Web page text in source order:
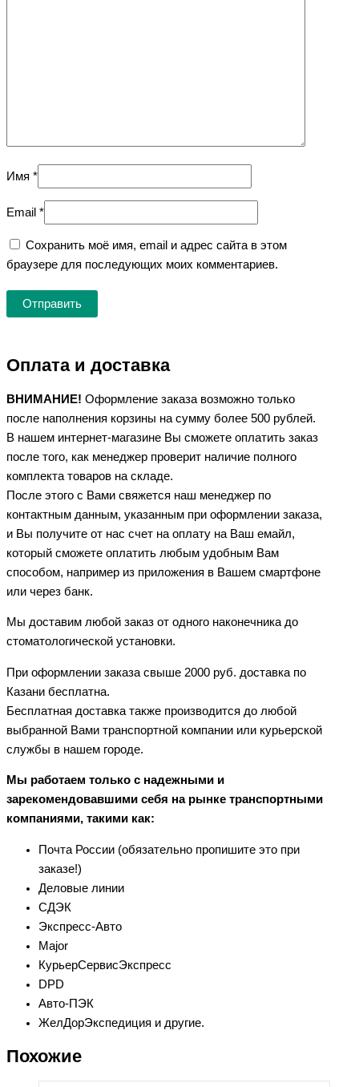
Имя *
Email *
Сохранить моё имя, email и адрес сайта в этом
браузере для последующих моих комментариев.
Оплата и доставка
ВНИМАНИЕ! Оформление заказа возможно только
после наполнения корзины на сумму более 500 рублей.
В нашем интернет-магазине Вы сможете оплатить заказ
после того, как менеджер проверит наличие полного
комплекта товаров на складе.
После этого с Вами свяжется наш менеджер по
контактным данным, указанным при оформлении заказа,
и Вы получите от нас счет на оплату на Ваш емайл,
который сможете оплатить любым удобным Вам
способом, например из приложения в Вашем смартфоне
или через банк.
Мы доставим любой заказ от одного наконечника до
стоматологической установки.
При оформлении заказа свыше 2000 руб. доставка по
Казани бесплатна.
Бесплатная доставка также производится до любой
выбранной Вами транспортной компании или курьерской
службы в нашем городе.
Мы работаем только с надежными и
зарекомендовавшими себя на рынке транспортными
компаниями, такими как:
Почта России (обязательно пропишите это при
заказе!)
Деловые линии
СДЭК
Экспресс-Авто
Major
КурьерСервисЭкспресс
DPD
Авто-ПЭК
ЖелДорЭкспедиция и другие.
Похожие